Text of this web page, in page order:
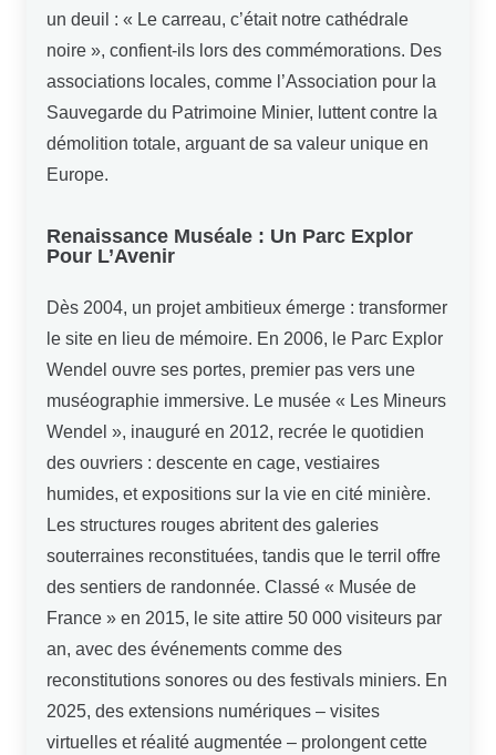
un deuil : « Le carreau, c’était notre cathédrale
noire », confient-ils lors des commémorations. Des
associations locales, comme l’Association pour la
Sauvegarde du Patrimoine Minier, luttent contre la
démolition totale, arguant de sa valeur unique en
Europe.
Renaissance Muséale : Un Parc Explor
Pour L’Avenir
Dès 2004, un projet ambitieux émerge : transformer
le site en lieu de mémoire. En 2006, le Parc Explor
Wendel ouvre ses portes, premier pas vers une
muséographie immersive. Le musée « Les Mineurs
Wendel », inauguré en 2012, recrée le quotidien
des ouvriers : descente en cage, vestiaires
humides, et expositions sur la vie en cité minière.
Les structures rouges abritent des galeries
souterraines reconstituées, tandis que le terril offre
des sentiers de randonnée. Classé « Musée de
France » en 2015, le site attire 50 000 visiteurs par
an, avec des événements comme des
reconstitutions sonores ou des festivals miniers. En
2025, des extensions numériques – visites
virtuelles et réalité augmentée – prolongent cette